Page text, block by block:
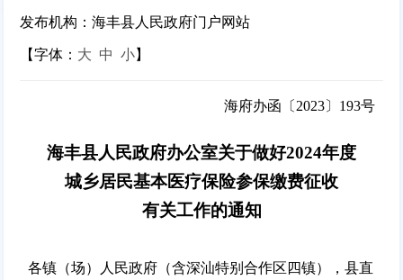
发布机构：海丰县人民政府门户网站
【字体： 大 中 小】
海府办函〔2023〕193号
海丰县人民政府办公室关于做好2024年度
城乡居民基本医疗保险参保缴费征收
有关工作的通知
各镇（场）人民政府（含深汕特别合作区四镇），县直